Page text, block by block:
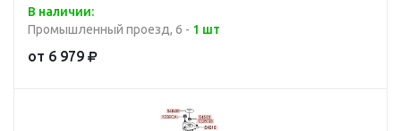
В наличии:
Промышленный проезд, 6 - 1 шт
от 6 979